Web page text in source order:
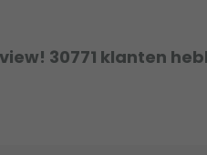
30771 klanten